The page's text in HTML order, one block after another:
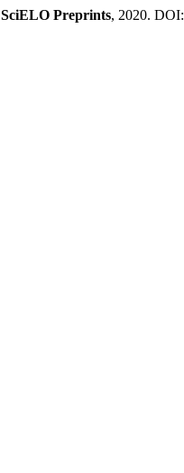
SciELO Preprints, 2020. DOI: